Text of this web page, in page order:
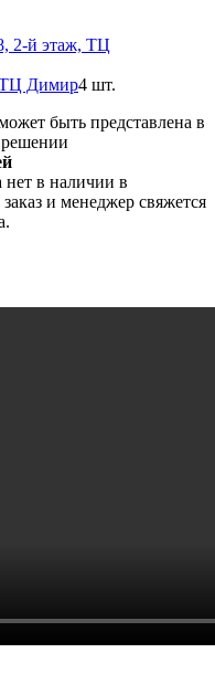
2-й этаж, ТЦ
ТЦ Димир4 шт.
быть представлена в
в наличии в
и менеджер свяжется